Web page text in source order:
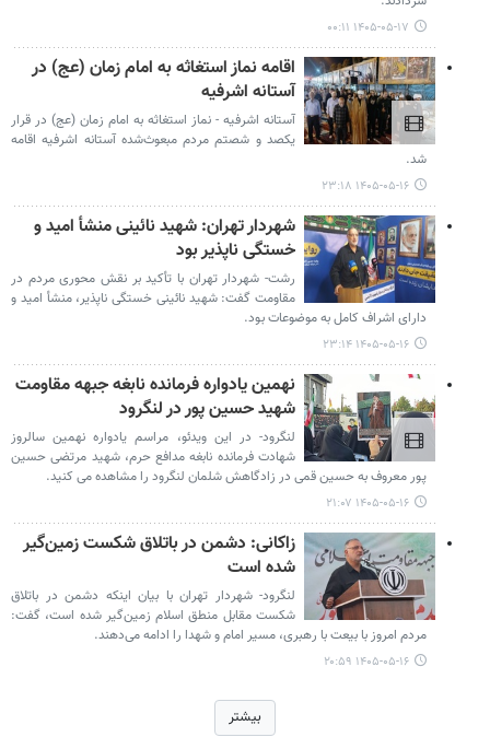
۱۴۰۵-۰۵-۱۷ ۰۰:۱۱
اقامه نماز استغاثه به امام زمان (عج) در
آستانه اشرفیه
آستانه اشرفیه - نماز استغاثه به امام زمان (عج) در قرار
یکصد و شصتم مردم مبعوث‌شده آستانه اشرفیه اقامه
شد.
۱۴۰۵-۰۵-۱۶ ۲۳:۱۸
شهردار تهران: شهید نائینی منشأ امید و
خستگی‌ ناپذیر بود
رشت- شهردار تهران با تأکید بر نقش محوری مردم در
مقاومت گفت: شهید نائینی خستگی‌ ناپذیر، منشأ امید و
دارای اشراف کامل به موضوعات بود.
۱۴۰۵-۰۵-۱۶ ۲۳:۱۴
نهمین یادواره فرمانده نابغه جبهه مقاومت
شهید حسین پور در لنگرود
لنگرود- در این ویدئو، مراسم یادواره نهمین سالروز
شهادت فرمانده نابغه مدافع حرم، شهید مرتضی حسین
پور معروف به حسین قمی در زادگاهش شلمان لنگرود را مشاهده می کنید.
۱۴۰۵-۰۵-۱۶ ۲۱:۰۷
زاکانی: دشمن در باتلاق شکست زمین‌گیر
شده است
لنگرود- شهردار تهران با بیان اینکه دشمن در باتلاق
شکست مقابل منطق اسلام زمین‌گیر شده است، گفت:
مردم امروز با بیعت با رهبری، مسیر امام و شهدا را ادامه می‌دهند.
۱۴۰۵-۰۵-۱۶ ۲۰:۵۹
بیشتر